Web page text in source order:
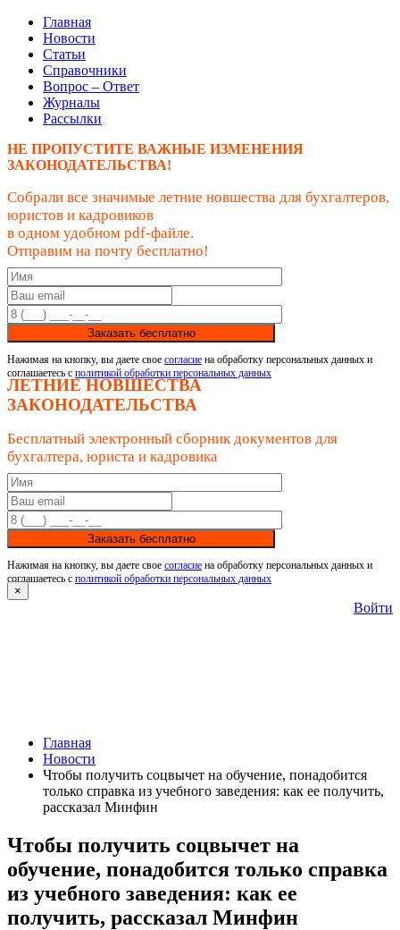
Главная
Новости
Статьи
Справочники
Вопрос – Ответ
Журналы
Рассылки
НЕ ПРОПУСТИТЕ ВАЖНЫЕ ИЗМЕНЕНИЯ
ЗАКОНОДАТЕЛЬСТВА!
Собрали все значимые летние новшества для бухгалтеров,
юристов и кадровиков
в одном удобном pdf-файле.
Отправим на почту бесплатно!
Заказать бесплатно
Нажимая на кнопку, вы даете свое согласие на обработку персональных данных и
соглашаетесь с политикой обработки персональных данных
ЛЕТНИЕ НОВШЕСТВА
ЗАКОНОДАТЕЛЬСТВА
Бесплатный электронный сборник документов для
бухгалтера, юриста и кадровика
Заказать бесплатно
Нажимая на кнопку, вы даете свое согласие на обработку персональных данных и
соглашаетесь с политикой обработки персональных данных
×
Войти
Главная
Новости
Чтобы получить соцвычет на обучение, понадобится
только справка из учебного заведения: как ее получить,
рассказал Минфин
Чтобы получить соцвычет на
обучение, понадобится только справка
из учебного заведения: как ее
получить, рассказал Минфин